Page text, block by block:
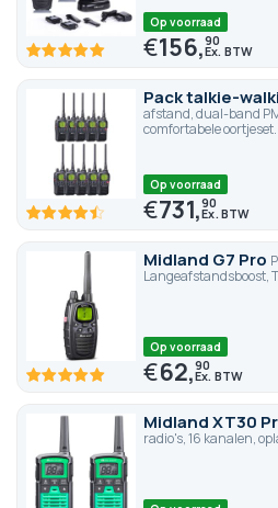
100 100
Op voorraad
€156,90
Pack talkie-
afstand, dual-band
comfortabele oortjeset.
89.4100
Op voorraad
€731,90
Midland G7 Pro
Langeafstandsboost,
100 100
Op voorraad
€62,90
Midland XT30
radio's, 16 kanalen,